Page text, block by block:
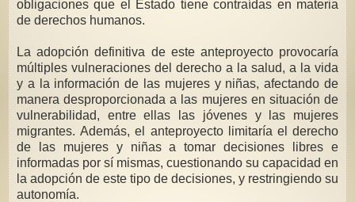
obligaciones que el Estado tiene contraídas en materia
de derechos humanos.
La adopción definitiva de este anteproyecto provocaría
múltiples vulneraciones del derecho a la salud, a la vida
y a la información de las mujeres y niñas, afectando de
manera desproporcionada a las mujeres en situación de
vulnerabilidad, entre ellas las jóvenes y las mujeres
migrantes. Además, el anteproyecto limitaría el derecho
de las mujeres y niñas a tomar decisiones libres e
informadas por sí mismas, cuestionando su capacidad en
la adopción de este tipo de decisiones, y restringiendo su
autonomía.